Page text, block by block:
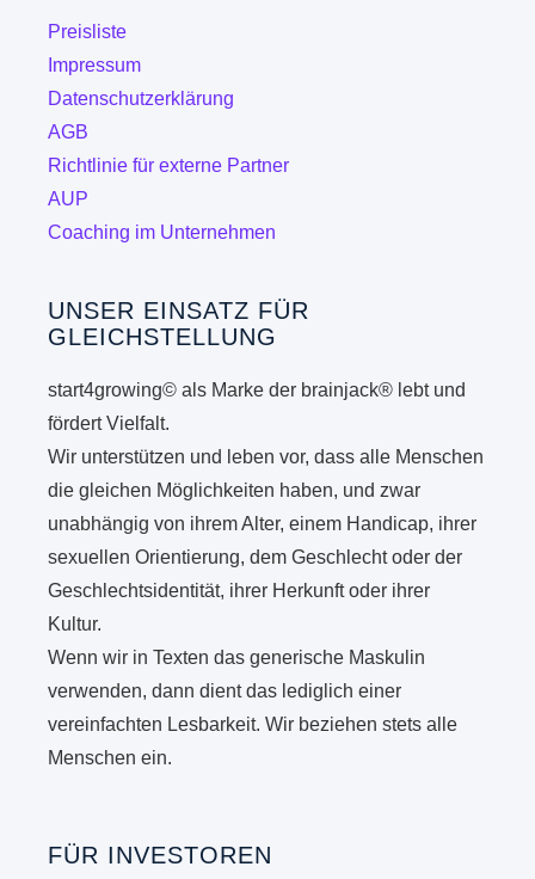
gewählt
Preisliste
Impressum
Datenschutzerklärung
AGB
Richtlinie für externe Partner
AUP
Coaching im Unternehmen
UNSER EINSATZ FÜR
GLEICHSTELLUNG
start4growing© als Marke der brainjack® lebt und
fördert Vielfalt.
Wir unterstützen und leben vor, dass alle Menschen
die gleichen Möglichkeiten haben, und zwar
unabhängig von ihrem Alter, einem Handicap, ihrer
sexuellen Orientierung, dem Geschlecht oder der
Geschlechtsidentität, ihrer Herkunft oder ihrer
Kultur.
Wenn wir in Texten das generische Maskulin
verwenden, dann dient das lediglich einer
vereinfachten Lesbarkeit. Wir beziehen stets alle
Menschen ein.
FÜR INVESTOREN